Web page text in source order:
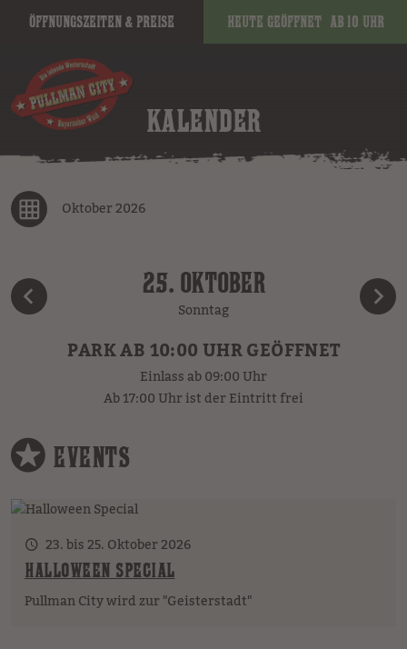
Öffnungszeiten & Preise Heute geöffnet ab 10 Uhr
KALENDER
Oktober 2026
25. OKTOBER
Sonntag
PARK AB 10:00 UHR GEÖFFNET
Einlass ab 09:00 Uhr
Ab 17:00 Uhr ist der Eintritt frei
EVENTS
23. bis 25. Oktober 2026
HALLOWEEN SPECIAL
Pullman City wird zur "Geisterstadt"